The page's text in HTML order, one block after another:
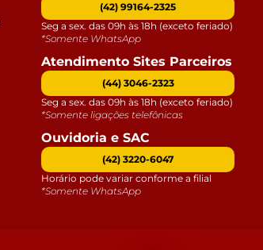
(42) 99164-2325
Seg a sex. das 09h às 18h (exceto feriado)
*Somente WhatsApp
Atendimento Sites Parceiros
(44) 3046-2323
Seg a sex. das 09h às 18h (exceto feriado)
*Somente ligações telefônicas
Ouvidoria e SAC
(42) 3220-6047
Horário pode variar conforme a filial
*Somente WhatsApp